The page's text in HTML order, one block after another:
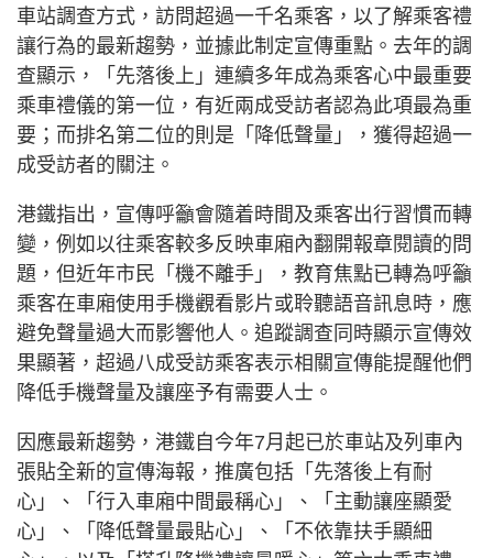
車站調查方式，訪問超過一千名乘客，以了解乘客禮
讓行為的最新趨勢，並據此制定宣傳重點。去年的調
查顯示，「先落後上」連續多年成為乘客心中最重要
乘車禮儀的第一位，有近兩成受訪者認為此項最為重
要；而排名第二位的則是「降低聲量」，獲得超過一
成受訪者的關注。
港鐵指出，宣傳呼籲會隨着時間及乘客出行習慣而轉
變，例如以往乘客較多反映車廂內翻開報章閱讀的問
題，但近年市民「機不離手」，教育焦點已轉為呼籲
乘客在車廂使用手機觀看影片或聆聽語音訊息時，應
避免聲量過大而影響他人。追蹤調查同時顯示宣傳效
果顯著，超過八成受訪乘客表示相關宣傳能提醒他們
降低手機聲量及讓座予有需要人士。
因應最新趨勢，港鐵自今年7月起已於車站及列車內
張貼全新的宣傳海報，推廣包括「先落後上有耐
心」、「行入車廂中間最稱心」、「主動讓座顯愛
心」、「降低聲量最貼心」、「不依靠扶手顯細